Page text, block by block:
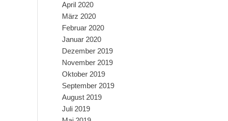
April 2020
März 2020
Februar 2020
Januar 2020
Dezember 2019
November 2019
Oktober 2019
September 2019
August 2019
Juli 2019